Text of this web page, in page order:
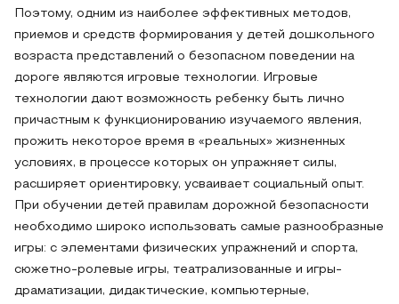
Поэтому, одним из наиболее эффективных методов,
приемов и средств формирования у детей дошкольного
возраста представлений о безопасном поведении на
дороге являются игровые технологии. Игровые
технологии дают возможность ребенку быть лично
причастным к функционированию изучаемого явления,
прожить некоторое время в «реальных» жизненных
условиях, в процессе которых он упражняет силы,
расширяет ориентировку, усваивает социальный опыт.
При обучении детей правилам дорожной безопасности
необходимо широко использовать самые разнообразные
игры: с элементами физических упражнений и спорта,
сюжетно-ролевые игры, театрализованные и игры-
драматизации, дидактические, компьютерные,